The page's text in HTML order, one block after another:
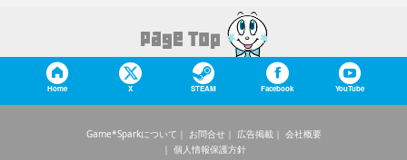
Home X STEAM Facebook YouTube
Game*Sparkについて お問合せ 広告掲載
会社概要
個人情報保護方針